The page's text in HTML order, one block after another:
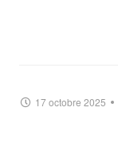
17 octobre 2025